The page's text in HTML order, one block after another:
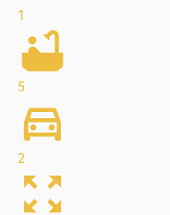
1
5
2